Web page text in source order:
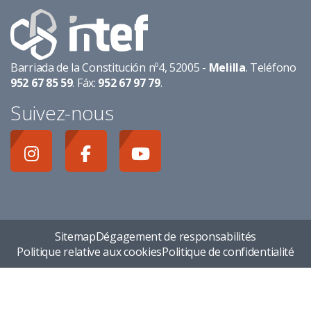
Barriada de la Constitución nº4, 52005 - Melilla. Teléfono
952 67 85 59. Fáx: 952 67 97 79.
Suivez-nous
SitemapDégagement de responsabilités
Politique relative aux cookiesPolitique de confidentialité